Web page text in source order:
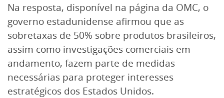
Na resposta, disponível na página da OMC, o
governo estadunidense afirmou que as
sobretaxas de 50% sobre produtos brasileiros,
assim como investigações comerciais em
andamento, fazem parte de medidas
necessárias para proteger interesses
estratégicos dos Estados Unidos.